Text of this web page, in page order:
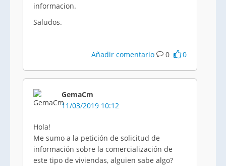
informacion.
Saludos.
Añadir comentario 0 0
GemaCm
11/03/2019 10:12
Hola!
Me sumo a la petición de solicitud de
información sobre la comercialización de
este tipo de viviendas, alguien sabe algo?